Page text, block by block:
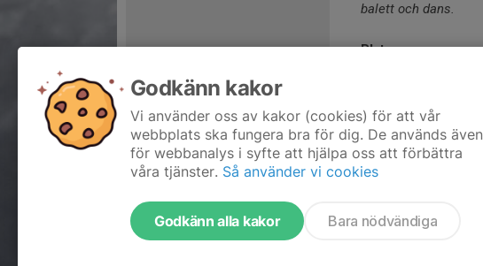
balett och dans.
Plats:
Godkänn kakor
Vi använder oss av kakor (cookies) för att vår
webbplats ska fungera bra för dig. De används även
för webbanalys i syfte att hjälpa oss att förbättra
våra tjänster. Så använder vi cookies
Godkänn alla kakor Bara nödvändiga